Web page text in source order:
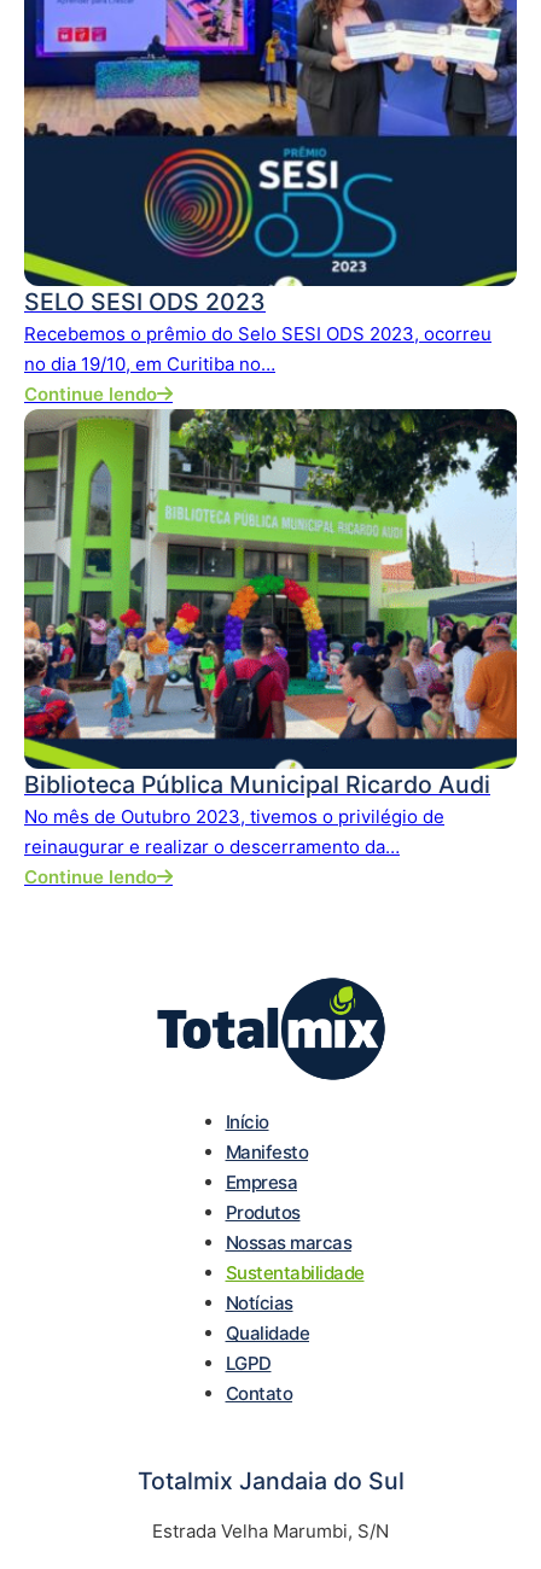
SELO SESI ODS 2023
Recebemos o prêmio do Selo SESI ODS 2023, ocorreu
no dia 19/10, em Curitiba no…
Continue lendo
Biblioteca Pública Municipal Ricardo Audi
No mês de Outubro 2023, tivemos o privilégio de
reinaugurar e realizar o descerramento da…
Continue lendo
Início
Manifesto
Empresa
Produtos
Nossas marcas
Sustentabilidade
Notícias
Qualidade
LGPD
Contato
Totalmix Jandaia do Sul
Estrada Velha Marumbi, S/N